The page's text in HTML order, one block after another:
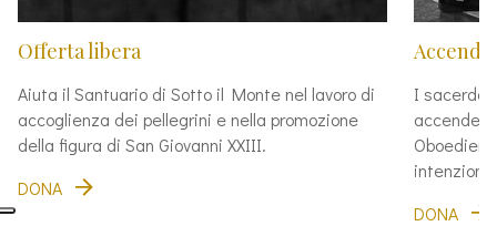
Offerta libera
Aiuta il Santuario di Sotto il Monte nel lavoro di
accoglienza dei pellegrini e nella promozione
della figura di San Giovanni XXIII.
DONA
Accendi
I
intenzioni
DONA